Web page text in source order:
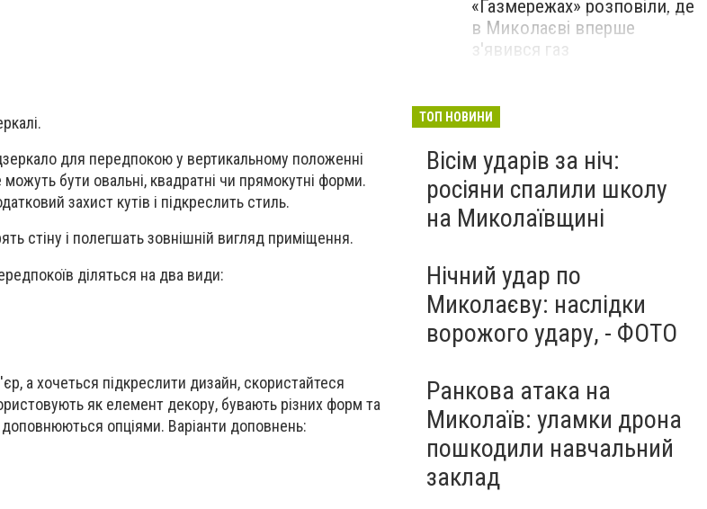
для передпокою у вертикальному положенні
бути овальні, квадратні чи прямокутні форми.
захист кутів і підкреслить стиль.
стіну і полегшать зовнішній вигляд приміщення.
діляться на два види:
а хочеться підкреслити дизайн, скористайтеся
як елемент декору, бувають різних форм та
доповнюються опціями. Варіанти доповнень:
«Газмережах» розповіли, де
в Миколаєві вперше
з'явився газ
Миколаєві 2026: шукаємо
перезавантаження
ПАРТНЕРСЬКИЙ СПЕЦПРОЄКТ
ТОП НОВИНИ
Вісім ударів за ніч:
росіяни спалили школу
на Миколаївщині
Нічний удар по
Миколаєву: наслідки
ворожого удару, - ФОТО
Ранкова атака на
Миколаїв: уламки дрона
пошкодили навчальний
заклад